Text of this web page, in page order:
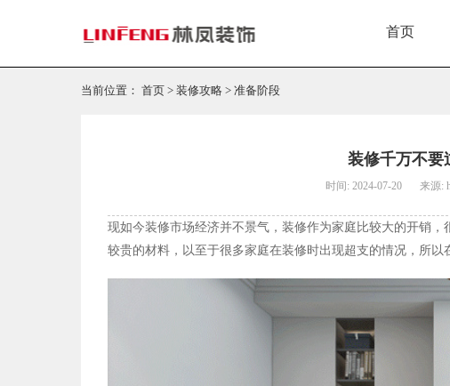
首页
当前位置： 首页 > 装修攻略 > 准备阶段
装修千万不要
时间: 2024-07-20 来源:
现如今装修市场经济并不景气，装修作为家庭比较大的开销
较贵的材料，以至于很多家庭在装修时出现超支的情况，所以